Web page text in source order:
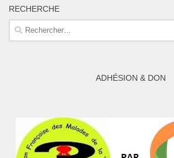
RECHERCHE
Rechercher :
ADHÉSION & DON